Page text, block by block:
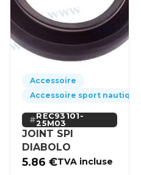
Accessoire
Accessoire sport nautique
REC93101-
25M03
JOINT SPI
DIABOLO
5.86€TVA incluse